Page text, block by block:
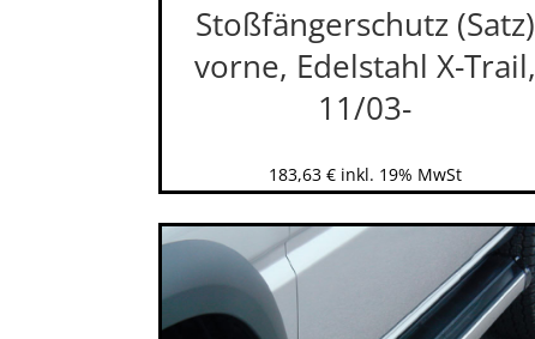
Stoßfängerschutz (Satz)
vorne, Edelstahl X-Trail,
11/03-
183,63 € inkl. 19% MwSt